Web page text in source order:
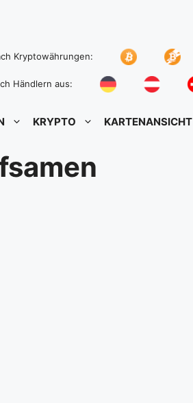
Kryptowährungen:
Händlern aus:
KRYPTO KARTENANSICHT